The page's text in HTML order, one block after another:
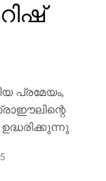
പ്രമേയം,